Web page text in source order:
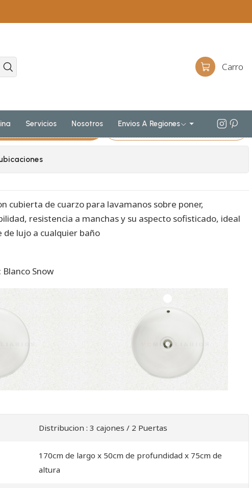
Carro
Servicios Nosotros Envios A Regiones
doble
al piso doble para
sobreponer de 170cm / M2-
Agregar Al Carro Comprar Ahora
cubierta de cuarzo para lavamanos sobre poner,
resistencia a manchas y su aspecto sofisticado, ideal
lujo a cualquier baño
Snow
Distribucion : 3 cajones / 2 Puertas
170cm de largo x 50cm de profundidad x 75cm de
altura